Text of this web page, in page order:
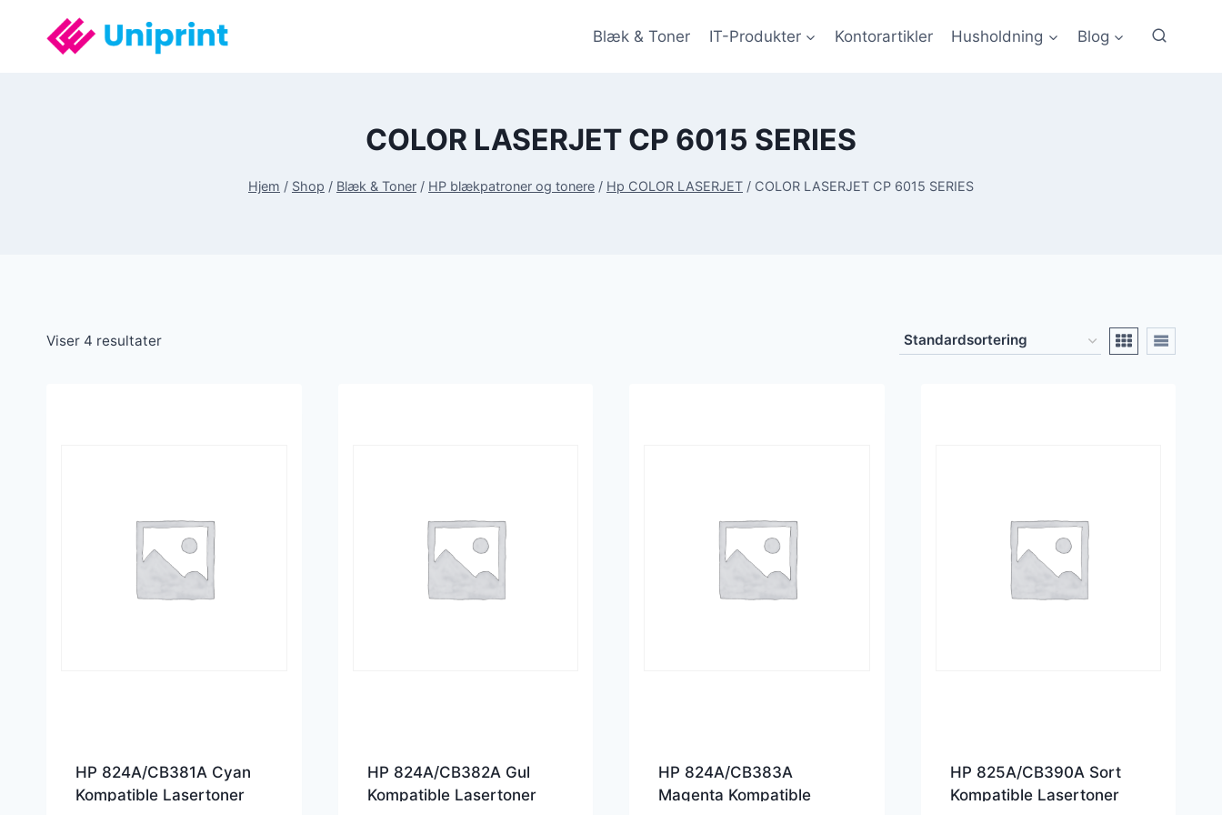
Blæk & Toner IT-Produkter Kontorartikler Husholdning Blog
COLOR LASERJET CP 6015 SERIES
Hjem / Shop / Blæk & Toner / HP blækpatroner og tonere / Hp COLOR LASERJET / COLOR LASERJET CP 6015 SERIES
Viser 4 resultater
HP 824A/CB381A Cyan
Kompatible Lasertoner
HP 824A/CB382A Gul
Kompatible Lasertoner
HP 824A/CB383A
Magenta Kompatible
HP 825A/CB390A Sort
Kompatible Lasertoner